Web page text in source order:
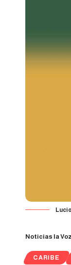
Noticias la
CARIBE